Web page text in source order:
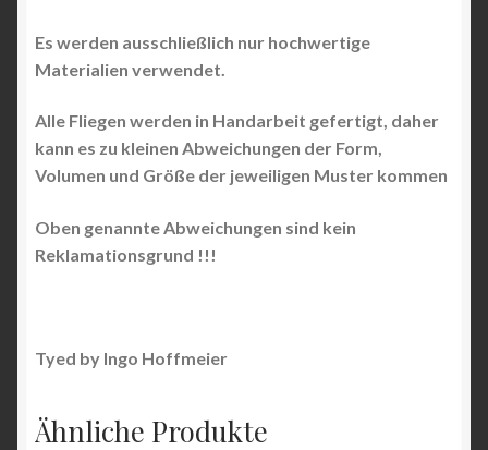
Es werden ausschließlich nur hochwertige
Materialien verwendet.
Alle Fliegen werden in Handarbeit gefertigt, daher
kann es zu kleinen Abweichungen der Form,
Volumen und Größe der jeweiligen Muster kommen
Oben genannte Abweichungen sind kein
Reklamationsgrund !!!
Tyed by Ingo Hoffmeier
Ähnliche Produkte